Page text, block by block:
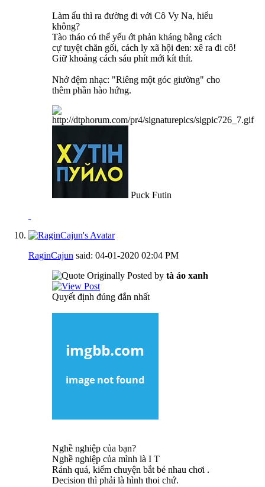
Làm ẩu thì ra đường đi với Cô Vy Na, hiểu
không?
Tào tháo có thể yếu ớt phản kháng bằng cách
cự tuyệt chăn gối, cách ly xã hội đen: xê ra đi cô!
Giữ khoảng cách sáu phít mới kít thít.
Nhớ đệm nhạc: "Riêng một góc giường" cho
thêm phần hào hứng.
Puck Futin
RaginCajun said: 04-01-2020 02:04 PM
Originally Posted by tà áo xanh
Quyết định đúng đắn nhất
Nghề nghiệp của bạn?
Nghề nghiệp của mình là I T
Rảnh quá, kiếm chuyện bắt bẻ nhau chơi .
Decision thì phải là hình thoi chứ.